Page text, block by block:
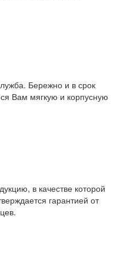
Бережно и в срок
Вам мягкую и корпусную
в качестве которой
гарантией от